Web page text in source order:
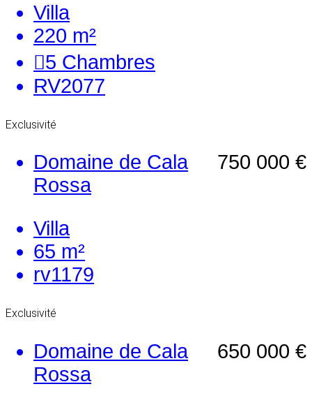
Villa
220 m²
5 Chambres
RV2077
Exclusivité
750 000 €
Domaine de Cala
Rossa
Villa
65 m²
rv1179
Exclusivité
650 000 €
Domaine de Cala
Rossa